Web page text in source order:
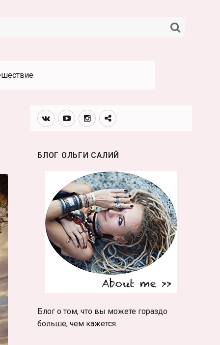
Вконтакте
YoutubeИнстаграмм
Телеграм
БЛОГ ОЛЬГИ САЛИЙ
Блог о том, что вы можете гораздо
больше, чем кажется.